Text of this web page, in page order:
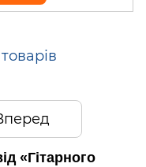
«Гітарного